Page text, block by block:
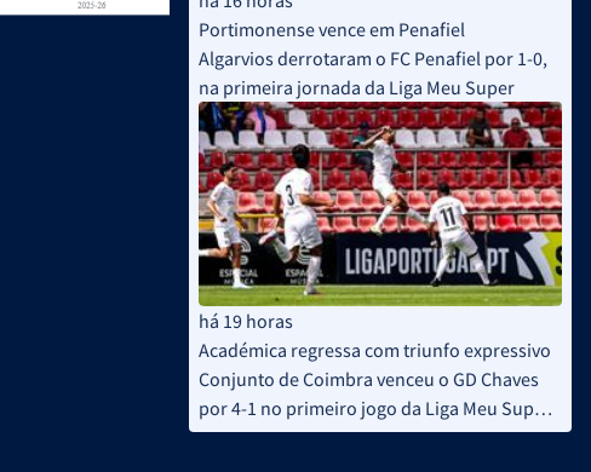
Portimonense vence em Penafiel
Algarvios derrotaram o FC Penafiel por 1-0,
na primeira jornada da Liga Meu Super
há 19 horas
Académica regressa com triunfo expressivo
Conjunto de Coimbra venceu o GD Chaves
por 4-1 no primeiro jogo da Liga Meu Super
2026/27